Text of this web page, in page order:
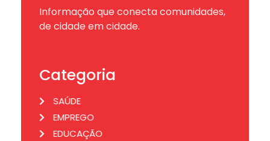
Informação que conecta comunidades,
de cidade em cidade.
Categoria
SAÚDE
EMPREGO
EDUCAÇÃO